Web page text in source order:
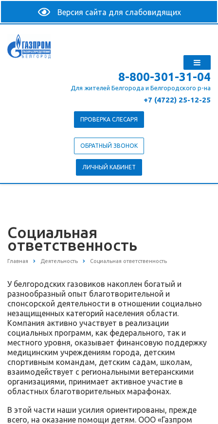
8-800-301-31-04
Для жителей Белгорода и Белгородского р-на
+7 (4722) 25-12-25
ПРОВЕРКА СЛЕСАРЯ
ОБРАТНЫЙ ЗВОНОК
ЛИЧНЫЙ КАБИНЕТ
Социальная
ответственность
Главная Деятельность Социальная ответственность
У белгородских газовиков накоплен богатый и
разнообразный опыт благотворительной и
спонсорской деятельности в отношении социально
незащищенных категорий населения области.
Компания активно участвует в реализации
социальных программ, как федерального, так и
местного уровня, оказывает финансовую поддержку
медицинским учреждениям города, детским
спортивным командам, детским садам, школам,
взаимодействует с региональными ветеранскими
организациями, принимает активное участие в
областных благотворительных марафонах.
В этой части наши усилия ориентированы, прежде
всего, на оказание помощи детям. ООО «Газпром